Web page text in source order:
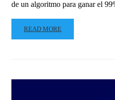
de un algoritmo para ganar el
READ MORE